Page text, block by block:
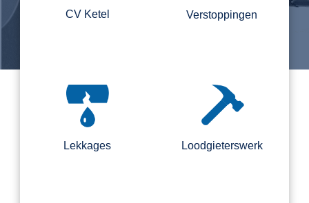
CV Ketel Verstoppingen
Lekkages Loodgieterswerk